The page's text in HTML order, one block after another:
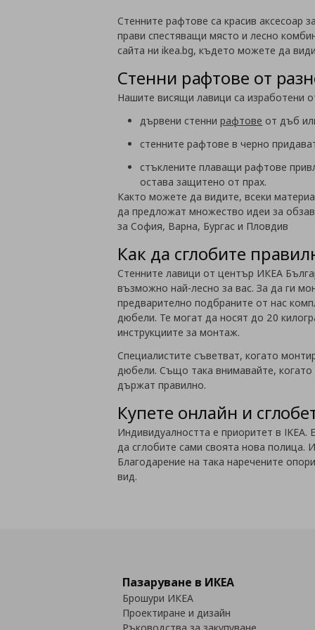
Стенните рафтове са красив аксесоар
прави спестяващи място и лесно
сайта ни ikea.bg, където можете да
Стенни рафтове от
Нашите висящи лавици са изработени
дървени стеннирафтове от дъб
стенните рафтове в черно
стъклените плаващи рафтове
остава защитено от прах.
Както можете да видите, всеки
да предложат множество идеи за
заСофия, Варна, Бургас и Пловдив
Как да сглобите
Стенните лавици от център ИКЕА
възможно най-лесно за вас. За да ги
предварително подбраните от нас
дюбели. Те могат да носят до 20
инструкциите за монтаж.
Специалистите съветват, когато
дюбели. Също така внимавайте,
държат правилно.
Купете онлайн и
Индивидуалността е приоритет в
да сглобите сами своята нова полица.
Благодарение на така наречените
вид.
Пазаруване в ИКЕА
Брошури ИКЕА
Проектиране и дизайн
Ръководства за закупуване